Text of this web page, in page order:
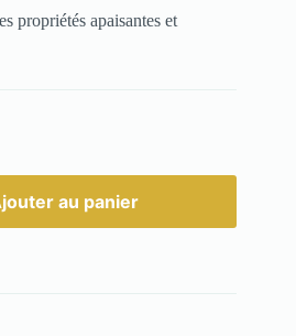
propriétés apaisantes et
au panier